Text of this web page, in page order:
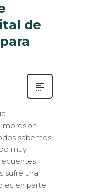
de
sabemos
muy
sufre una
es en parte